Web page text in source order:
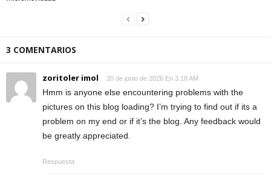
3 COMENTARIOS
zoritoler imol 20 de junio de 2026 En 3:18 AM
Hmm is anyone else encountering problems with the
pictures on this blog loading? I’m trying to find out if its a
problem on my end or if it’s the blog. Any feedback would
be greatly appreciated.
Respuesta